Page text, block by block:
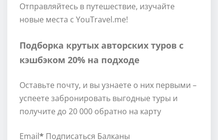
Отправляйтесь в путешествие, изучайте
новые места с YouTravel.me!
Подборка крутых авторских туров с
кэшбэком 20% на подходе
Оставьте почту, и вы узнаете о них первыми –
успеете забронировать выгодные туры и
получите до 20 000 обратно на карту
Email* Подписаться Балканы